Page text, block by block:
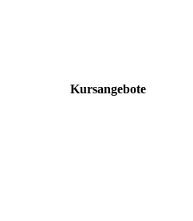
Kursangebote